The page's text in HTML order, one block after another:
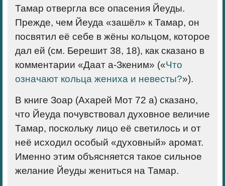
Тамар отвергла все опасения Йеуды.
Прежде, чем Йеуда «зашёл» к Тамар, он
посвятил её себе в жёны кольцом, которое
дал ей (см. Берешит 38, 18), как сказано в
комментарии «Даат а-Зкеним» («Что
означают кольца жениха и невесты?»).
В книге Зоар (Ахарей Мот 72 а) сказано,
что Йеуда почувствовал духовное величие
Тамар, поскольку лицо её светилось и от
неё исходил особый «духовный» аромат.
Именно этим объясняется такое сильное
желание Йеуды жениться на Тамар.